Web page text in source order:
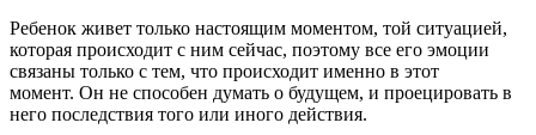
Ребенок живет только настоящим моментом, той ситуацией,
которая происходит с ним сейчас, поэтому все его эмоции
связаны только с тем, что происходит именно в этот
момент. Он не способен думать о будущем, и проецировать в
него последствия того или иного действия.